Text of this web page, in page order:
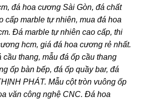
đá hoa cương Sài Gòn, đá chất
cấp marble tự nhiên, mua đá hoa
Đá marble tự nhiên cao cấp, thi
hcm, giá đá hoa cương rẻ nhất.
thang, mẫu đá ốp cầu thang
ốp bàn bếp, đá ốp quầy bar, đá
PHÁT. Mẫu cột tròn vuông ốp
văn công nghệ CNC. Đá hoa